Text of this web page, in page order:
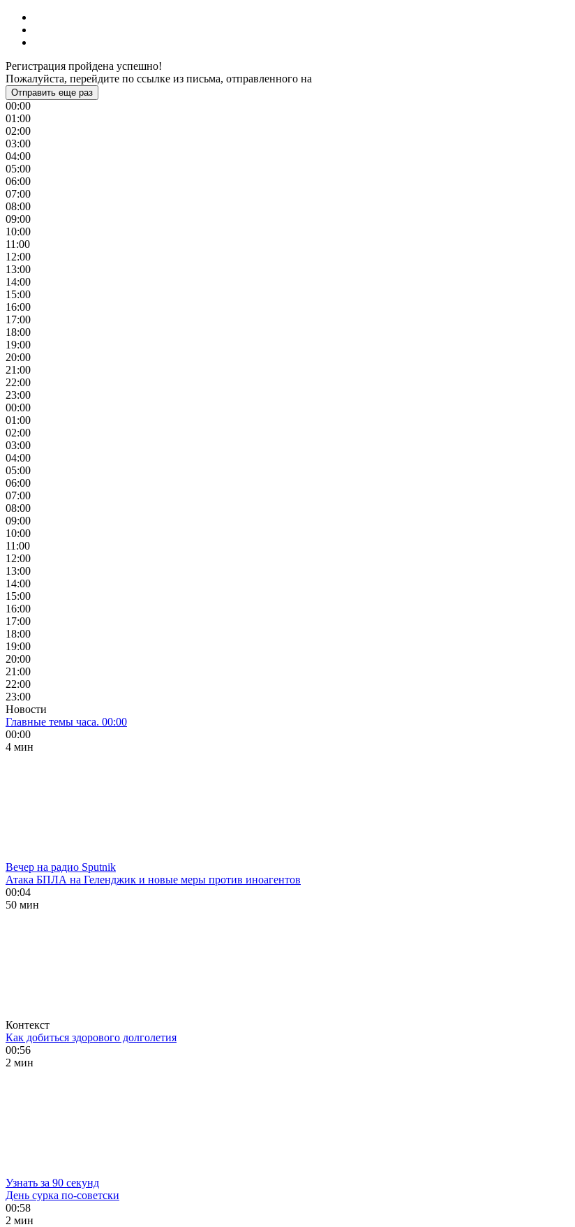
Регистрация пройдена успешно!
Пожалуйста, перейдите по ссылке из письма, отправленного на
Отправить еще раз
00:00
01:00
02:00
03:00
04:00
05:00
06:00
07:00
08:00
09:00
10:00
11:00
12:00
13:00
14:00
15:00
16:00
17:00
18:00
19:00
20:00
21:00
22:00
23:00
00:00
01:00
02:00
03:00
04:00
05:00
06:00
07:00
08:00
09:00
10:00
11:00
12:00
13:00
14:00
15:00
16:00
17:00
18:00
19:00
20:00
21:00
22:00
23:00
Новости
Главные темы часа. 00:00
00:00
4 мин
Вечер на радио Sputnik
Атака БПЛА на Геленджик и новые меры против иноагентов
00:04
50 мин
Контекст
Как добиться здорового долголетия
00:56
2 мин
Узнать за 90 секунд
День сурка по-советски
00:58
2 мин